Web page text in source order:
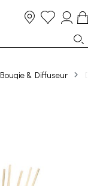
Bougie & Diffuseur